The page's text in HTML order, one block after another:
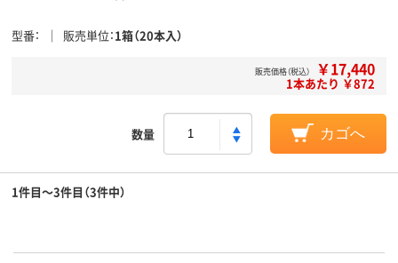
型番 販売単位 1箱（20本入）
販売価格（税込） ￥17,440
1本あたり ￥872
数量 カゴへ
1件目～3件目（3件中）